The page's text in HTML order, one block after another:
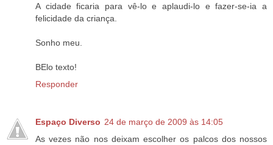
A cidade ficaria para vê-lo e aplaudi-lo e fazer-se-ia a
felicidade da criança.
Sonho meu.
BElo texto!
Responder
Espaço Diverso 24 de março de 2009 às 14:05
As vezes não nos deixam escolher os palcos dos nossos